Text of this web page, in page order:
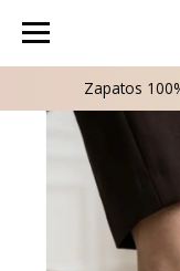
Zapatos